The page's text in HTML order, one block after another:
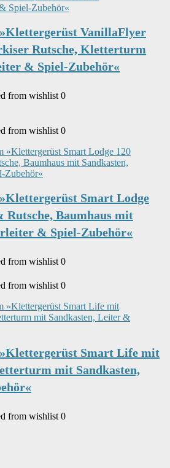
VanillaFlyer
Rutsche, Kletterturm
& Spiel-Zubehör«
from wishlist 0
from wishlist 0
Smart Lodge
Rutsche, Baumhaus mit
& Spiel-Zubehör«
from wishlist 0
from wishlist 0
Smart Life mit
mit Sandkasten,
from wishlist 0